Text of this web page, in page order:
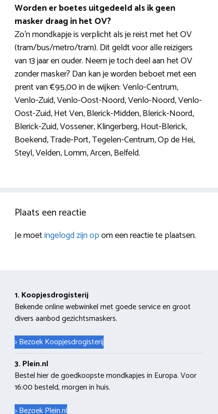
Worden er boetes uitgedeeld als ik geen
masker draag in het OV?
Zo’n mondkapje is verplicht als je reist met het OV
(tram/bus/metro/tram). Dit geldt voor alle reizigers
van 13 jaar en ouder. Neem je toch deel aan het OV
zonder masker? Dan kan je worden beboet met een
prent van €95,00 in de wijken: Venlo-Centrum,
Venlo-Zuid, Venlo-Oost-Noord, Venlo-Noord, Venlo-
Oost-Zuid, Het Ven, Blerick-Midden, Blerick-Noord,
Blerick-Zuid, Vossener, Klingerberg, Hout-Blerick,
Boekend, Trade-Port, Tegelen-Centrum, Op de Hei,
Steyl, Velden, Lomm, Arcen, Belfeld.
Plaats een reactie
Je moetingelogd zijn opom een reactie te plaatsen.
1. Koopjesdrogisterij
Bekende online webwinkel met goede service en groot
divers aanbod gezichtsmaskers.
> Bezoek Koopjesdrogisterij
3. Plein.nl
Bestel hier de goedkoopste mondkapjes in Europa. Voor
16:00 besteld, morgen in huis.
> Bezoek Plein.nl